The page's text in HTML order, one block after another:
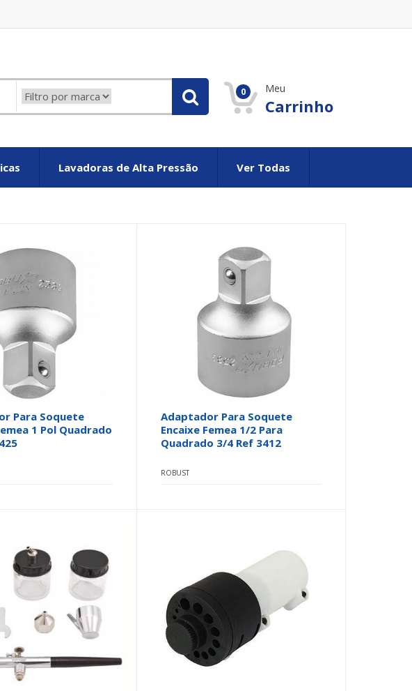
0 Meu
Carrinho
Lavadoras de Alta Pressão Ver Todas
Para Soquete
1 Pol Quadrado
Adaptador Para Soquete
Encaixe Femea 1/2 Para
Quadrado 3/4 Ref 3412
ROBUST